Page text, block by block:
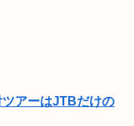
アーはJTBだけの